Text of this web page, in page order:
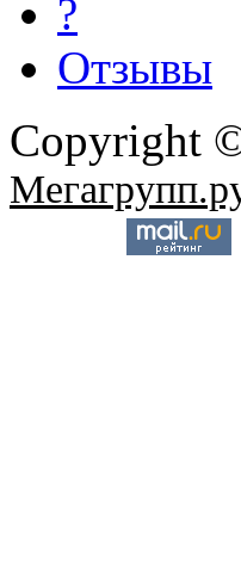
?
Отзывы
Copyright